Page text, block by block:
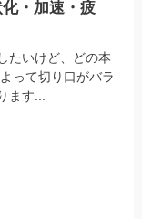
・加速・疲
たいけど、どの本
って切り口がバラ
ます...